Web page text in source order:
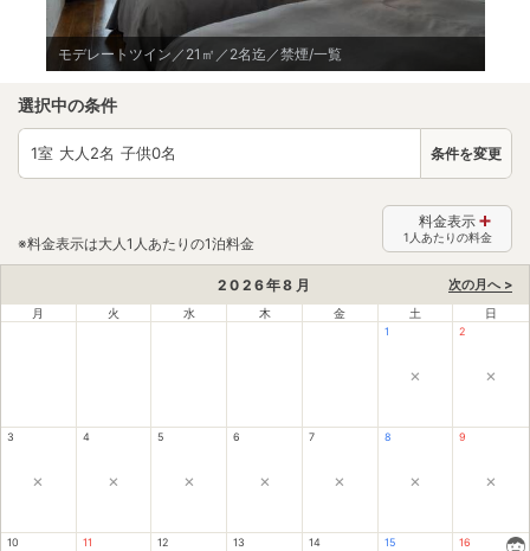
モデレートツイン／21㎡／2名迄／禁煙/一覧
選択中の条件
1室 大人2名 子供0名 条件を変更
※料金表示は大人1人あたりの1泊料金
料金表示
1人あたりの料金
次の月へ >
2026年8 月
月 火 水 木 金 土 日
1
×
2
×
3
×
4
×
5
×
6
×
7
×
8
×
9
×
10 11 12 13 14 15 16